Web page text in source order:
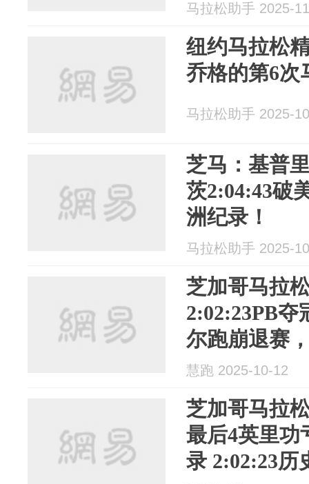
马拉松助手 2025-
纽约马拉松
乔格的第6次
马拉松助手 2025-
芝马：基普
茨2:04:43破
洲纪录！
马拉松助手 2025-
芝加哥马拉
2:02:23PB夺
尔跑崩退赛
2:14:56夺冠
慧跑 2025-10-12
芝加哥马拉
最后4英里功
录 2:02:23历